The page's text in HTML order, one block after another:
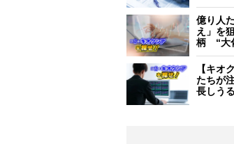
億り人
え」を
柄 “大
【キオ
たちが
長しう